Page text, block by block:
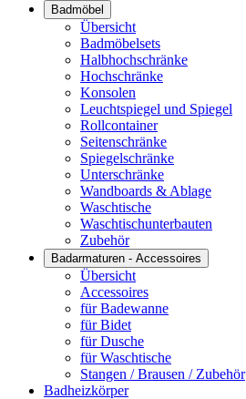
Badmöbel
Übersicht
Badmöbelsets
Halbhochschränke
Hochschränke
Konsolen
Leuchtspiegel und Spiegel
Rollcontainer
Seitenschränke
Spiegelschränke
Unterschränke
Wandboards & Ablage
Waschtische
Waschtischunterbauten
Zubehör
Badarmaturen - Accessoires
Übersicht
Accessoires
für Badewanne
für Bidet
für Dusche
für Waschtische
Stangen / Brausen / Zubehör
Badheizkörper